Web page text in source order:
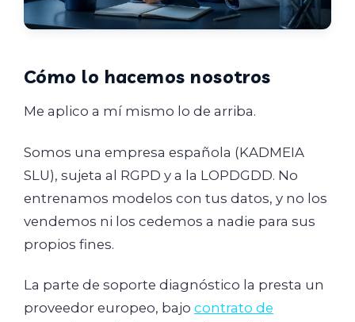
Cómo lo hacemos nosotros
Me aplico a mí mismo lo de arriba.
Somos una empresa española (KADMEIA
SLU), sujeta al RGPD y a la LOPDGDD. No
entrenamos modelos con tus datos, y no los
vendemos ni los cedemos a nadie para sus
propios fines.
La parte de soporte diagnóstico la presta un
proveedor europeo, bajo contrato de